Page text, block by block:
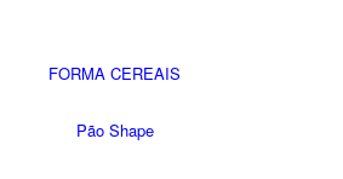
FORMA CEREAIS
Pão Shape